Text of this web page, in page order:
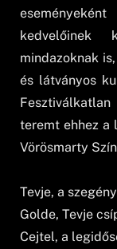
kedvelőinek
mindazoknak
és látványos
teremt ehhez a
Vörösmarty
Tevje, a
Golde, Tevje
Cejtel, a